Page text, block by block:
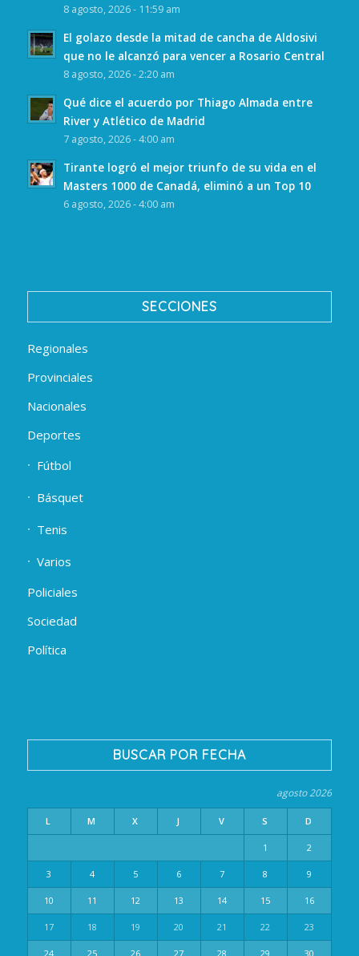
8 agosto, 2026 - 11:59 am
El golazo desde la mitad de cancha de Aldosivi
que no le alcanzó para vencer a Rosario Central
8 agosto, 2026 - 2:20 am
Qué dice el acuerdo por Thiago Almada entre
River y Atlético de Madrid
7 agosto, 2026 - 4:00 am
Tirante logró el mejor triunfo de su vida en el
Masters 1000 de Canadá, eliminó a un Top 10
6 agosto, 2026 - 4:00 am
SECCIONES
Regionales
Provinciales
Nacionales
Deportes
Fútbol
Básquet
Tenis
Varios
Policiales
Sociedad
Política
BUSCAR POR FECHA
agosto 2026
L M X J V S D
1 2
3 4 5 6 7 8 9
10 11 12 13 14 15 16
17 18 19 20 21 22 23
24 25 26 27 28 29 30